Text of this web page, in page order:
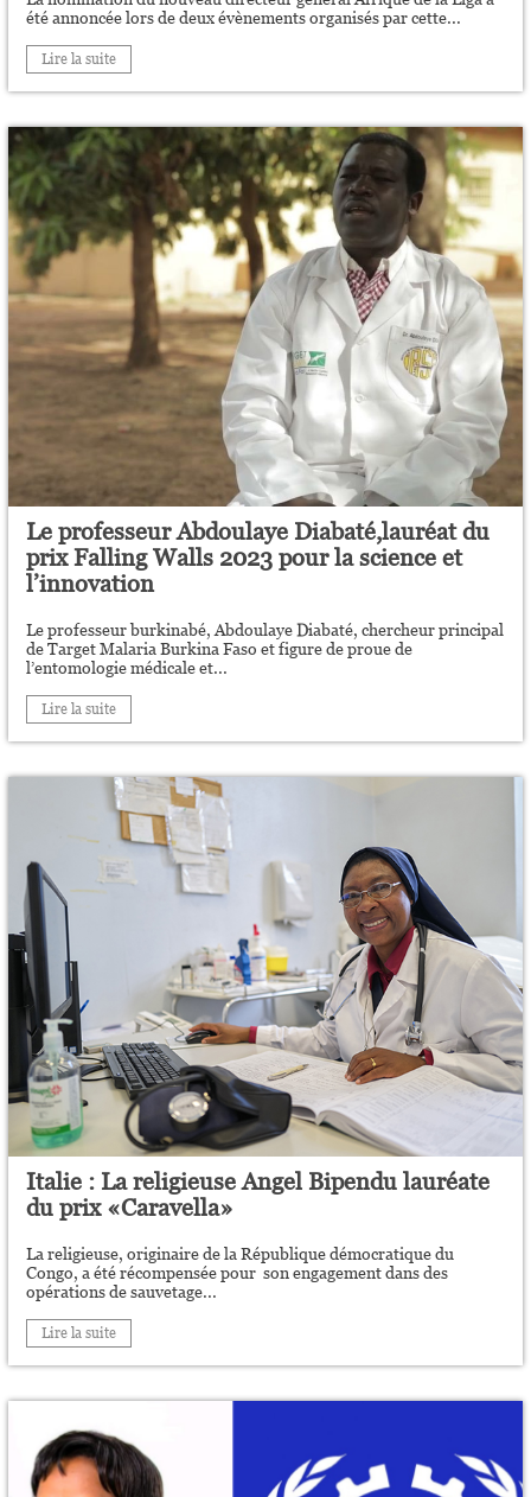
été annoncée lors de deux évènements organisés par cette...
Lire la suite
Le professeur Abdoulaye Diabaté,lauréat du
prix Falling Walls 2023 pour la science et
l’innovation
Le professeur burkinabé, Abdoulaye Diabaté, chercheur principal
de Target Malaria Burkina Faso et figure de proue de
l’entomologie médicale et...
Lire la suite
Italie : La religieuse Angel Bipendu lauréate
du prix «Caravella»
La religieuse, originaire de la République démocratique du
Congo, a été récompensée pour son engagement dans des
opérations de sauvetage...
Lire la suite